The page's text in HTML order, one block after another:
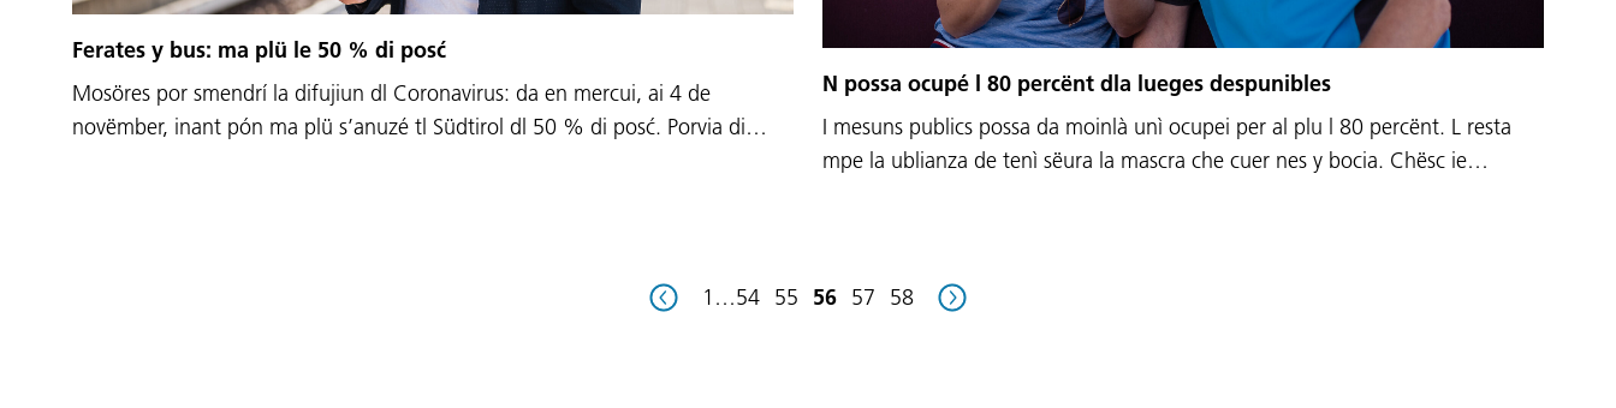
Ferates y bus: ma plü le 50 % di posć
Mosöres por smendrí la difujiun dl Coronavirus: da en mercui, ai 4 de
novëmber, inant pón ma plü s’anuzé tl Südtirol dl 50 % di posć. Porvia di…
N possa ocupé l 80 percënt dla lueges despunibles
I mesuns publics possa da moinlà unì ocupei per al plu l 80 percënt. L resta
mpe la ublianza de tenì sëura la mascra che cuer nes y bocia. Chësc ie…
1 …54 55 56 57 58